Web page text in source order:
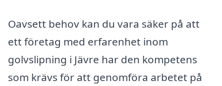
Oavsett behov kan du vara säker på att
ett företag med erfarenhet inom
golvslipning i Jävre har den kompetens
som krävs för att genomföra arbetet på